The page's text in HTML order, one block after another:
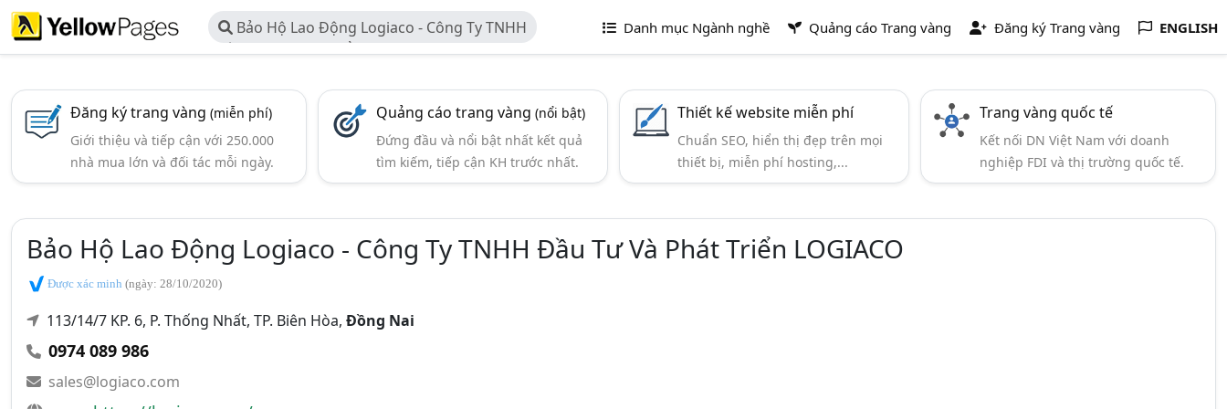
Bảo Hộ Lao Động Logiaco - Công Ty TNHH
Đầu Tư và Phát Triển LOGIACO
Danh mục Ngành nghề Quảng cáo Trang vàng Đăng ký Trang vàng ENGLISH
Đăng ký trang vàng (miễn phí)
Giới thiệu và tiếp cận với 250.000
nhà mua lớn và đối tác mỗi ngày.
Quảng cáo trang vàng(nổi bật)
Đứng đầu và nổi bật nhất kết quả
tìm kiếm, tiếp cận KH trước nhất.
Thiết kế website miễn phí
Chuẩn SEO, hiển thị đẹp trên mọi
thiết bị, miễn phí hosting,...
Trang vàng quốc tế
Kết nối DN Việt Nam với doanh
nghiệp FDI và thị trường quốc tế.
Bảo Hộ Lao Động Logiaco - Công Ty TNHH Đầu Tư Và Phát Triển LOGIACO
Được xác minh (ngày: 28/10/2020)
113/14/7 KP. 6, P. Thống Nhất, TP. Biên Hòa, Đồng Nai
0974 089 986
sales@logiaco.com